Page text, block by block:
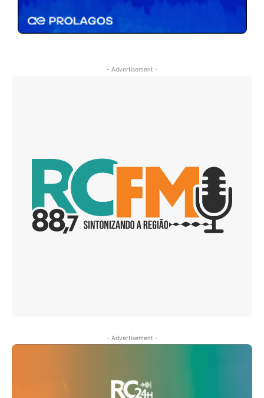
- Advertisement -
- Advertisement -